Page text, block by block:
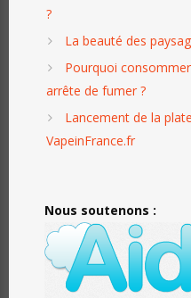
?
La beauté des
Pourquoi
arrête de fumer ?
Lancement de la
VapeinFrance.fr
Nous soutenons :